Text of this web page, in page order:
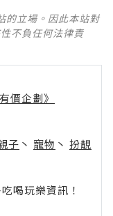
的立場。因此本站對
不負任何法律責
價企劃》
子 丶 寵物 丶 扮靚
喝玩樂資訊！